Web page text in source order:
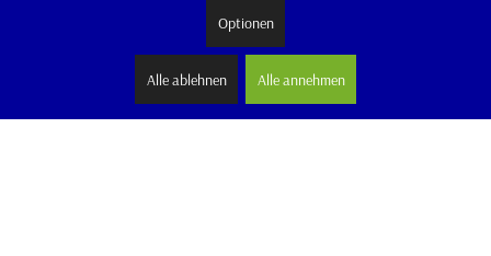
Optionen
Alle ablehnen Alle annehmen